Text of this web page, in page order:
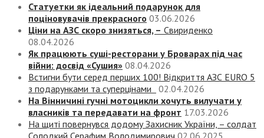
Статуетки як ідеальний подарунок для
поціновувачів прекрасного 03.06.2026
Ціни на АЗС скоро знизяться, – Свириденко
08.04.2026
Як працюють суші-ресторани у Броварах під час
війни: досвід «Сушия» 08.04.2026
Встигни бути серед перших 100! Відкриття АЗС EURO 5
з подарунками та суперцінами
02.04.2026
На Вінничині гучні мотоцикли хочуть вилучати у
власників та передавати на фронт 17.03.2026
На щиті повернувся додому Захисник України, – солдат